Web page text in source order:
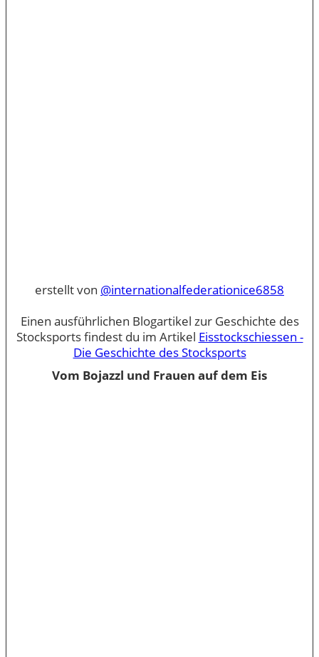
erstellt von @internationalfederationice6858
Einen ausführlichen Blogartikel zur Geschichte des
Stocksports findest du im Artikel Eisstockschiessen -
Die Geschichte des Stocksports
Vom Bojazzl und Frauen auf dem Eis